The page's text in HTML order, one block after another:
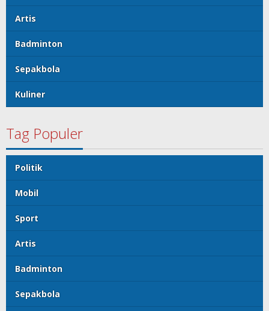
Artis
Badminton
Sepakbola
Kuliner
Tag Populer
Politik
Mobil
Sport
Artis
Badminton
Sepakbola